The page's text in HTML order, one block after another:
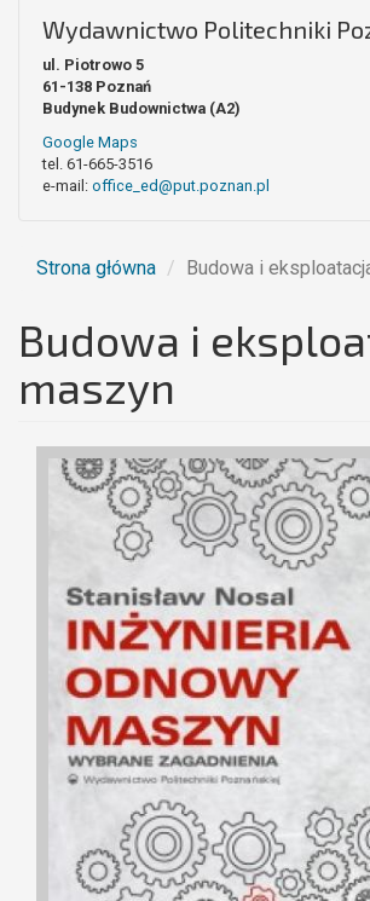
Wydawnictwo Politechniki
ul. Piotrowo 5
61-138 Poznań
Budynek Budownictwa (A2)
Google Maps
tel. 61-665-3516
e-mail: office_ed@put.poznan.pl
Strona główna Budowa i
Budowa i
maszyn